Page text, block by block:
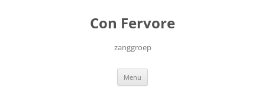
Con Fervore
zanggroep
Menu